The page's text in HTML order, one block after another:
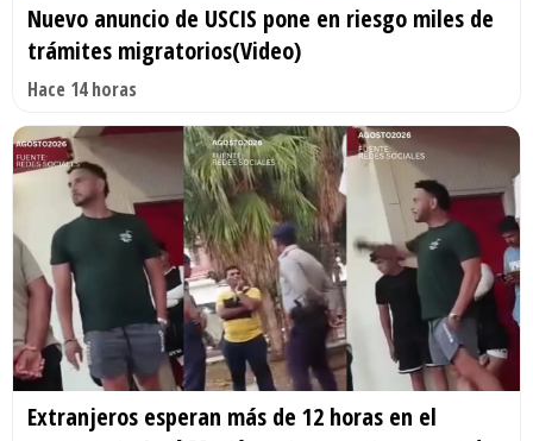
Nuevo anuncio de USCIS pone en riesgo miles de
trámites migratorios(Video)
Hace 14 horas
Extranjeros esperan más de 12 horas en el